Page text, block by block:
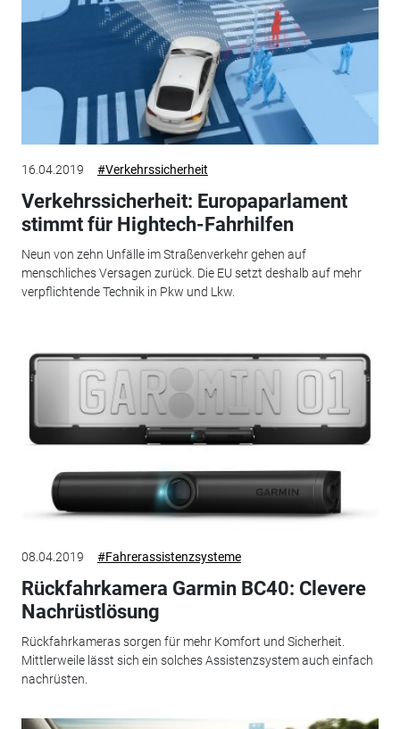
16.04.2019 #Verkehrssicherheit
Verkehrssicherheit: Europaparlament
stimmt für Hightech-Fahrhilfen
Neun von zehn Unfälle im Straßenverkehr gehen auf
menschliches Versagen zurück. Die EU setzt deshalb auf mehr
verpflichtende Technik in Pkw und Lkw.
08.04.2019 #Fahrerassistenzsysteme
Rückfahrkamera Garmin BC40: Clevere
Nachrüstlösung
Rückfahrkameras sorgen für mehr Komfort und Sicherheit.
Mittlerweile lässt sich ein solches Assistenzsystem auch einfach
nachrüsten.